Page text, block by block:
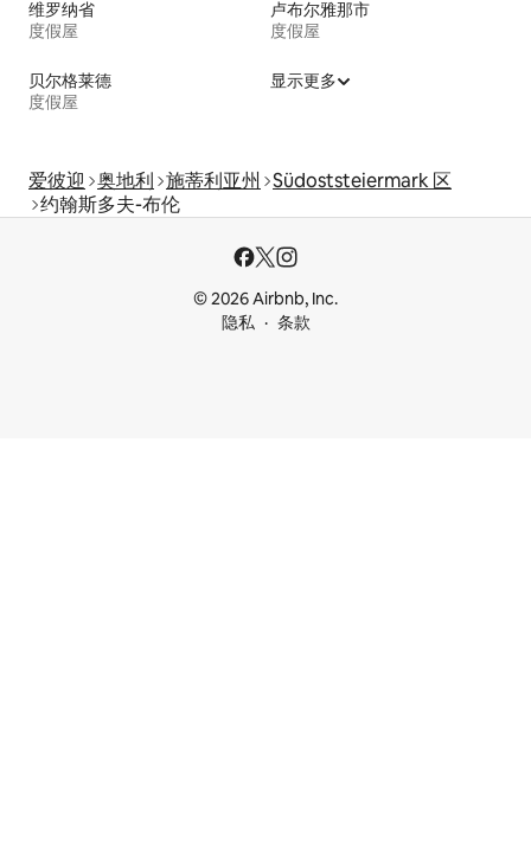
维罗纳省
度假屋
卢布尔雅那市
度假屋
贝尔格莱德
度假屋
显示更多
爱彼迎 奥地利 施蒂利亚州
Südoststeiermark 区
约翰斯多夫-布伦
© 2026 Airbnb, Inc.
隐私
条款